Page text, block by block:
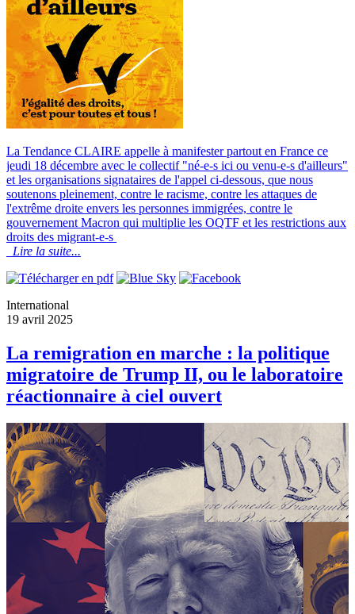
La Tendance CLAIRE appelle à manifester partout en France ce
jeudi 18 décembre avec le collectif "né-e-s ici ou venu-e-s d'ailleurs"
et les organisations signataires de l'appel ci-dessous, que nous
soutenons pleinement, contre le racisme, contre les attaques de
l'extrême droite envers les personnes immigrées, contre le
gouvernement Macron qui multiplie les OQTF et les restrictions aux
droits des migrant-e-s
Lire la suite...
International
19 avril 2025
La remigration en marche : la politique
migratoire de Trump II, ou le laboratoire
réactionnaire à ciel ouvert